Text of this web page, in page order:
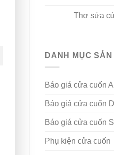
Thợ sửa
DANH MỤC SẢN
Báo giá cửa cuốn
Báo giá cửa cuốn
Báo giá cửa cuốn
Phụ kiện cửa cuốn